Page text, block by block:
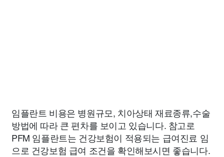
임플란트 비용은 병원규모, 치아상태 재료종류,수술
방법에 따라 큰 편차를 보이고 있습니다. 참고로
PFM 임플란트는 건강보험이 적용되는 급여진료 임
으로 건강보험 급여 조건을 확인해보시면 좋습니다.